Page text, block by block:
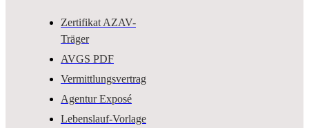
Zertifikat AZAV-
Träger
AVGS PDF
Vermittlungsvertrag
Agentur Exposé
Lebenslauf-Vorlage